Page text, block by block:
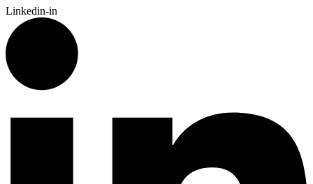
Linkedin-in